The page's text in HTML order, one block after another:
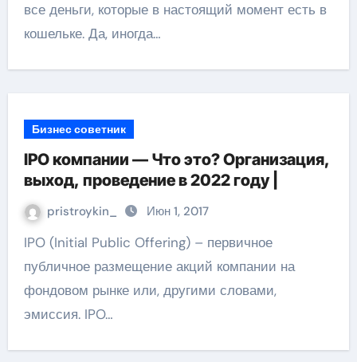
все деньги, которые в настоящий момент есть в
кошельке. Да, иногда…
Бизнес советник
IPO компании — Что это? Организация,
выход, проведение в 2022 году |
pristroykin_ Июн 1, 2017
IPO (Initial Public Offering) – первичное
публичное размещение акций компании на
фондовом рынке или, другими словами,
эмиссия. IPO…